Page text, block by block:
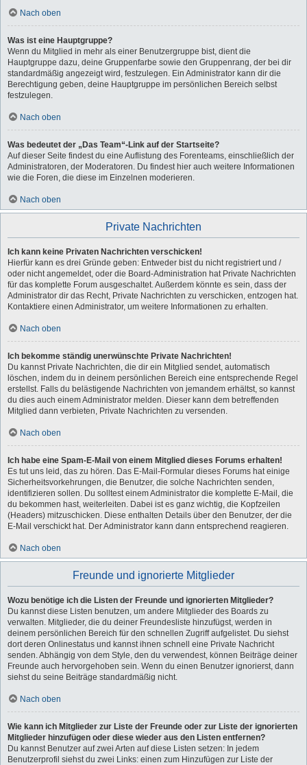
Nach oben
Was ist eine Hauptgruppe?
Wenn du Mitglied in mehr als einer Benutzergruppe bist, dient die
Hauptgruppe dazu, deine Gruppenfarbe sowie den Gruppenrang, der bei dir
standardmäßig angezeigt wird, festzulegen. Ein Administrator kann dir die
Berechtigung geben, deine Hauptgruppe im persönlichen Bereich selbst
festzulegen.
Nach oben
Was bedeutet der „Das Team“-Link auf der Startseite?
Auf dieser Seite findest du eine Auflistung des Forenteams, einschließlich der
Administratoren, der Moderatoren. Du findest hier auch weitere Informationen
wie die Foren, die diese im Einzelnen moderieren.
Nach oben
Private Nachrichten
Ich kann keine Privaten Nachrichten verschicken!
Hierfür kann es drei Gründe geben: Entweder bist du nicht registriert und /
oder nicht angemeldet, oder die Board-Administration hat Private Nachrichten
für das komplette Forum ausgeschaltet. Außerdem könnte es sein, dass der
Administrator dir das Recht, Private Nachrichten zu verschicken, entzogen hat.
Kontaktiere einen Administrator, um weitere Informationen zu erhalten.
Nach oben
Ich bekomme ständig unerwünschte Private Nachrichten!
Du kannst Private Nachrichten, die dir ein Mitglied sendet, automatisch
löschen, indem du in deinem persönlichen Bereich eine entsprechende Regel
erstellst. Falls du belästigende Nachrichten von jemandem erhältst, so kannst
du dies auch einem Administrator melden. Dieser kann dem betreffenden
Mitglied dann verbieten, Private Nachrichten zu versenden.
Nach oben
Ich habe eine Spam-E-Mail von einem Mitglied dieses Forums erhalten!
Es tut uns leid, das zu hören. Das E-Mail-Formular dieses Forums hat einige
Sicherheitsvorkehrungen, die Benutzer, die solche Nachrichten senden,
identifizieren sollen. Du solltest einem Administrator die komplette E-Mail, die
du bekommen hast, weiterleiten. Dabei ist es ganz wichtig, die Kopfzeilen
(Headers) mitzuschicken. Diese enthalten Details über den Benutzer, der die
E-Mail verschickt hat. Der Administrator kann dann entsprechend reagieren.
Nach oben
Freunde und ignorierte Mitglieder
Wozu benötige ich die Listen der Freunde und ignorierten Mitglieder?
Du kannst diese Listen benutzen, um andere Mitglieder des Boards zu
verwalten. Mitglieder, die du deiner Freundesliste hinzufügst, werden in
deinem persönlichen Bereich für den schnellen Zugriff aufgelistet. Du siehst
dort deren Onlinestatus und kannst ihnen schnell eine Private Nachricht
senden. Abhängig von dem Style, den du verwendest, können Beiträge deiner
Freunde auch hervorgehoben sein. Wenn du einen Benutzer ignorierst, dann
siehst du seine Beiträge standardmäßig nicht.
Nach oben
Wie kann ich Mitglieder zur Liste der Freunde oder zur Liste der ignorierten
Mitglieder hinzufügen oder diese wieder aus den Listen entfernen?
Du kannst Benutzer auf zwei Arten auf diese Listen setzen: In jedem
Benutzerprofil siehst du zwei Links: einen zum Hinzufügen zur Liste der